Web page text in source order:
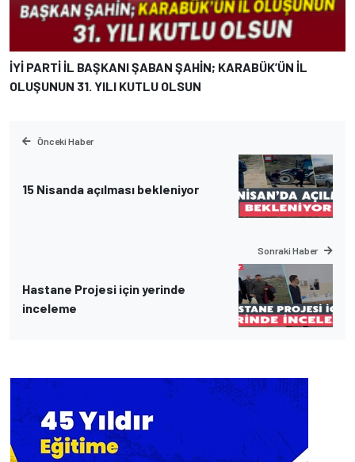
İYİ PARTİ İL BAŞKANI ŞABAN ŞAHİN; KARABÜK’ÜN İL
OLUŞUNUN 31. YILI KUTLU OLSUN
Önceki Haber
15 Nisanda açılması bekleniyor
Sonraki Haber
Hastane Projesi için yerinde
inceleme